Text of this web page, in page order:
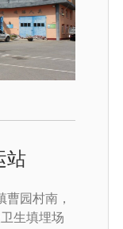
站
园村南，
生填埋场